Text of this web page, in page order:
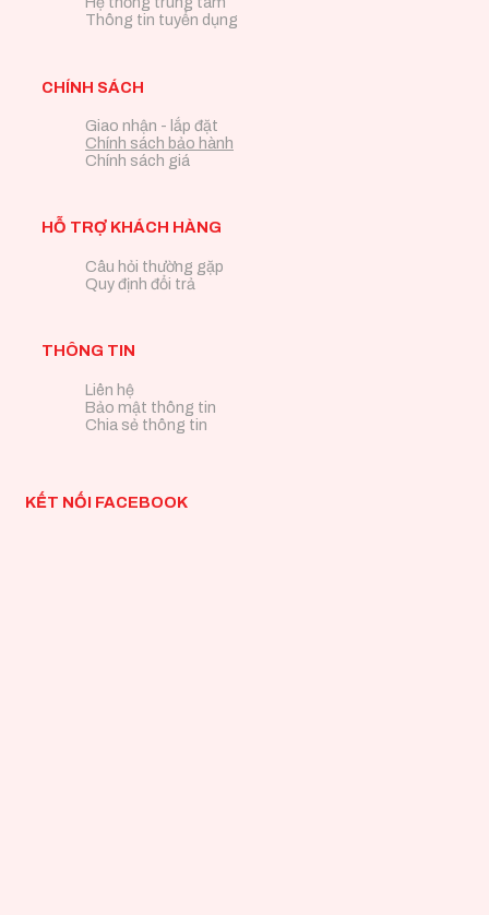
Thông tin tuyển dụng
CHÍNH SÁCH
Giao nhận - lắp đặt
Chính sách bảo hành
Chính sách giá
HỖ TRỢ KHÁCH HÀNG
Câu hỏi thường gặp
Quy định đổi trả
THÔNG TIN
Liên hệ
Bảo mật thông tin
Chia sẻ thông tin
KẾT NỐI FACEBOOK